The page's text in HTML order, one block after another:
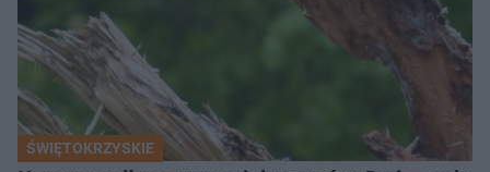
ŚWIĘTOKRZYSKIE